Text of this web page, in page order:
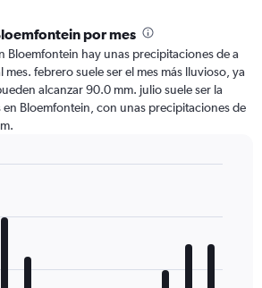
por mes
Bloemfontein hay unas precipitaciones de a
febrero suele ser el mes más lluvioso, ya
alcanzar 90.0 mm. julio suele ser la
Bloemfontein, con unas precipitaciones de